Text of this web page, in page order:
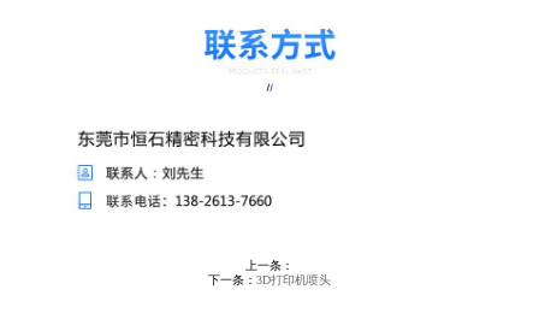
上一条：
下一条： 3D打印机喷头